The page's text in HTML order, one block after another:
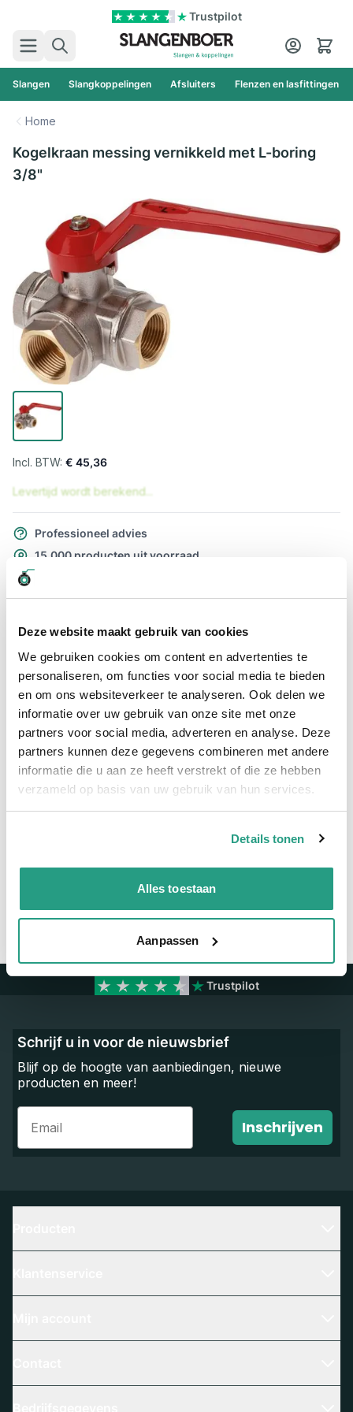
Deze website maakt gebruik van cookies
We gebruiken cookies om content en advertenties te
personaliseren, om functies voor social media te bieden
en om ons websiteverkeer te analyseren. Ook delen we
informatie over uw gebruik van onze site met onze
partners voor social media, adverteren en analyse. Deze
partners kunnen deze gegevens combineren met andere
informatie die u aan ze heeft verstrekt of die ze hebben
verzameld op basis van uw gebruik van hun services.
Details tonen
Alles toestaan
Aanpassen
Trustpilot
Zoek
Cart
Slangen Slangkoppelingen Afsluiters Flenzen en lasfittingen
Home
Kogelkraan messing vernikkeld met L-boring
3/8"
€ 45,36
Levertijd wordt berekend...
Professioneel advies
15.000 producten uit voorraad
Snelle levering
Meer informatie
Meer informatie
Maatvoering koppeling 3/8"
Materiaal Messing vernikkeld
Neem contact met ons op
Trustpilot
Schrijf u in voor de nieuwsbrief
Blijf op de hoogte van aanbiedingen, nieuwe
producten en meer!
Email
Inschrijven